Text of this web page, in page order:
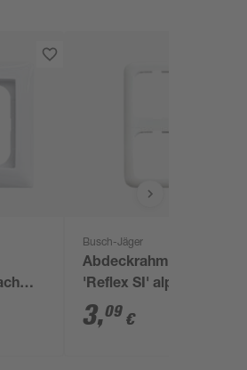
Busch-Jäger
Abdeckrahmen 2-fach
'Reflex SI' alpinweiß
3,09 €